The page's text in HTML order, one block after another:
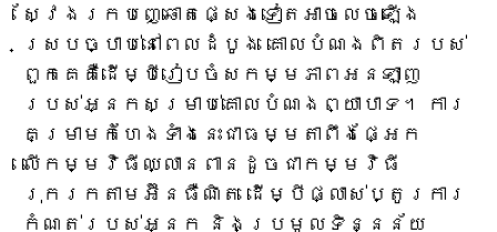
ស្វែងរកបញ្ឆោតផ្សេងទៀតអាចលេចឡើង
ស្របច្បាប់នៅពេលដំបូង គោលបំណងពិតរបស់
ពួកគេគឺដើម្បីរៀបចំសកម្មភាពអនឡាញ
របស់អ្នកសម្រាប់គោលបំណងព្យាបាទ។ ការ
គម្រាមកំហែងទាំងនេះជាធម្មតាពឹងផ្អែក
លើកម្មវិធីឈ្លានពានដូចជាកម្មវិធី
រុករកតាមអ៊ីនធឺណិត ដើម្បីផ្លាស់ប្តូរការ
កំណត់របស់អ្នក និងប្រមូលទិន្នន័យ